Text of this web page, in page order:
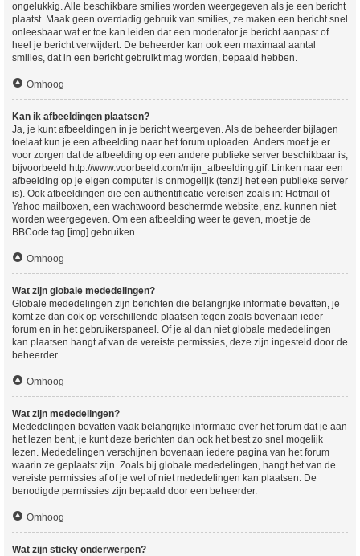
ongelukkig. Alle beschikbare smilies worden weergegeven als je een bericht
plaatst. Maak geen overdadig gebruik van smilies, ze maken een bericht snel
onleesbaar wat er toe kan leiden dat een moderator je bericht aanpast of
heel je bericht verwijdert. De beheerder kan ook een maximaal aantal
smilies, dat in een bericht gebruikt mag worden, bepaald hebben.
Omhoog
Kan ik afbeeldingen plaatsen?
Ja, je kunt afbeeldingen in je bericht weergeven. Als de beheerder bijlagen
toelaat kun je een afbeelding naar het forum uploaden. Anders moet je er
voor zorgen dat de afbeelding op een andere publieke server beschikbaar is,
bijvoorbeeld http://www.voorbeeld.com/mijn_afbeelding.gif. Linken naar een
afbeelding op je eigen computer is onmogelijk (tenzij het een publieke server
is). Ook afbeeldingen die een authentificatie vereisen zoals in: Hotmail of
Yahoo mailboxen, een wachtwoord beschermde website, enz. kunnen niet
worden weergegeven. Om een afbeelding weer te geven, moet je de
BBCode tag [img] gebruiken.
Omhoog
Wat zijn globale mededelingen?
Globale mededelingen zijn berichten die belangrijke informatie bevatten, je
komt ze dan ook op verschillende plaatsen tegen zoals bovenaan ieder
forum en in het gebruikerspaneel. Of je al dan niet globale mededelingen
kan plaatsen hangt af van de vereiste permissies, deze zijn ingesteld door de
beheerder.
Omhoog
Wat zijn mededelingen?
Mededelingen bevatten vaak belangrijke informatie over het forum dat je aan
het lezen bent, je kunt deze berichten dan ook het best zo snel mogelijk
lezen. Mededelingen verschijnen bovenaan iedere pagina van het forum
waarin ze geplaatst zijn. Zoals bij globale mededelingen, hangt het van de
vereiste permissies af of je wel of niet mededelingen kan plaatsen. De
benodigde permissies zijn bepaald door een beheerder.
Omhoog
Wat zijn sticky onderwerpen?